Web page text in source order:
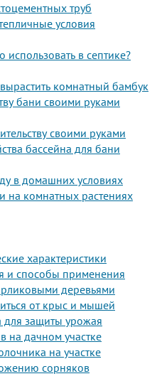
труб
условия
в септике?
комнатный бамбук
бани своими руками
своими руками
бассейна для бани
в домашних условиях
на комнатных растениях
характеристики
и способы применения
деревьями
от крыс и мышей
для защиты урожая
на дачном участке
на участке
сорняков